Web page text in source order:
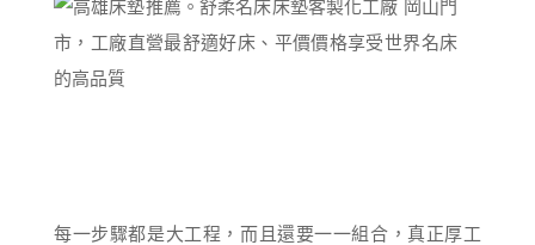
每一步驟都是大工程，而且還要一一組合，真正厚工